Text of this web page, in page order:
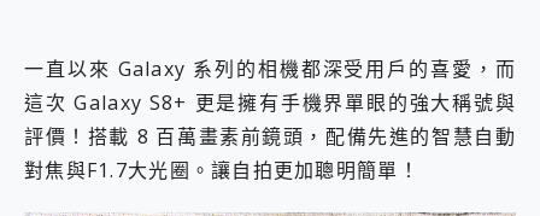
一直以來 Galaxy 系列的相機都深受用戶的喜愛，而
這次 Galaxy S8+ 更是擁有手機界單眼的強大稱號與
評價！搭載 8 百萬畫素前鏡頭，配備先進的智慧自動
對焦與F1.7大光圈。讓自拍更加聰明簡單！